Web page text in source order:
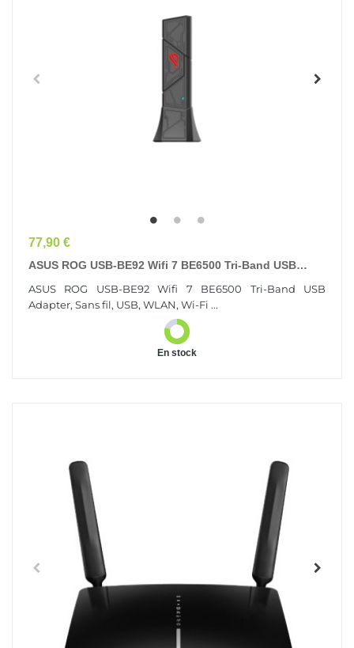
Prix
77,90 €
ASUS ROG USB-BE92 Wifi 7 BE6500 Tri-Band USB
ASUS ROG USB-BE92 Wifi 7 BE6500 Tri-Band USB
Adapter, Sans fil, USB, WLAN, Wi-Fi ...
En stock